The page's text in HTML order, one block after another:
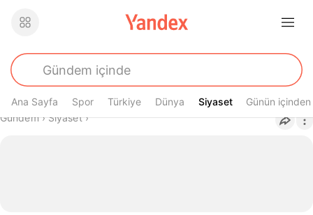
Ana Sayfa Spor Türkiye Dünya Siyaset
Siyaset Günün içinden
Buradasın
Gündem› Siyaset›